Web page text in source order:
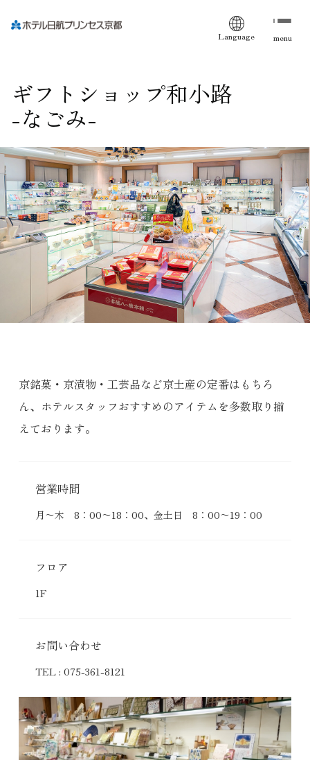
Language menu
ギフトショップ和小路
-なごみ-
京銘菓・京漬物・工芸品など京土産の定番はもちろ
ん、ホテルスタッフおすすめのアイテムを多数取り揃
えております。
営業時間
月〜木 8：00〜18：00、金土日 8：00〜19：00
フロア
1F
お問い合わせ
TEL : 075-361-8121